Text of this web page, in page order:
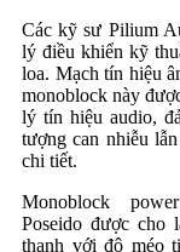
Các kỹ sư Pilium
lý điều khiển kỹ
loa. Mạch tín hiệu
monoblock này
lý tín hiệu audio,
tượng can nhiễu
chi tiết.
Monoblock
Poseido được cho
thanh với độ méo